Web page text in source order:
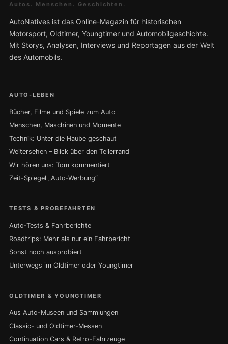
Autos. Menschen. Geschichten.
AutoNatives ist das Online-Magazin für historischen
Motorsport, Oldtimer, Youngtimer und Automobilgeschichte.
Mit Storys, Analysen, Interviews und Reportagen aus der Welt
des Automobils.
AUTO-LEBEN
Bücher, Filme und Spiele zum Auto
Menschen, Maschinen und Momente
Technik: Unter die Haube geschaut
Weitersehen – Blick über den Tellerrand
Wir hören uns: Tom kommentiert
Zeit-Spiegel „Auto-Werbung“
TESTS & PROBEFAHRTEN
Auto-Tests & Fahrberichte
Roadtrips: Mehr als nur ein Fahrbericht
Sonst noch ausprobiert
Unterwegs im Oldtimer oder Youngtimer
OLDTIMER & YOUNGTIMER
Aus Auto-Museen und Sammlungen
Classic- und Oldtimer-Messen
Continuation Cars & Retro-Fahrzeuge